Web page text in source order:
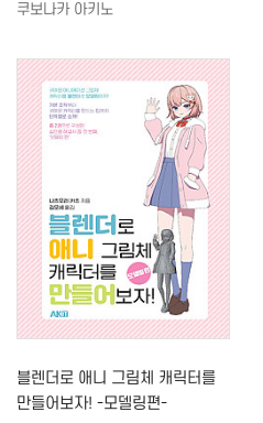
쿠보나카 아키노
블렌더로 애니 그림체 캐릭터를
만들어보자! -모델링편-